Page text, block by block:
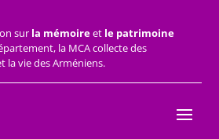
sur la mémoireet le patrimoine
la MCA collecte des
la vie des Arméniens.